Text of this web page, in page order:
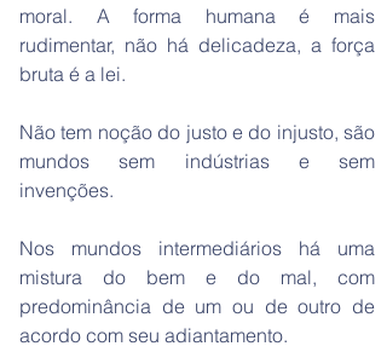
moral. A forma humana é mais
rudimentar, não há delicadeza, a força
bruta é a lei.
Não tem noção do justo e do injusto, são
mundos sem indústrias e sem
invenções.
Nos mundos intermediários há uma
mistura do bem e do mal, com
predominância de um ou de outro de
acordo com seu adiantamento.